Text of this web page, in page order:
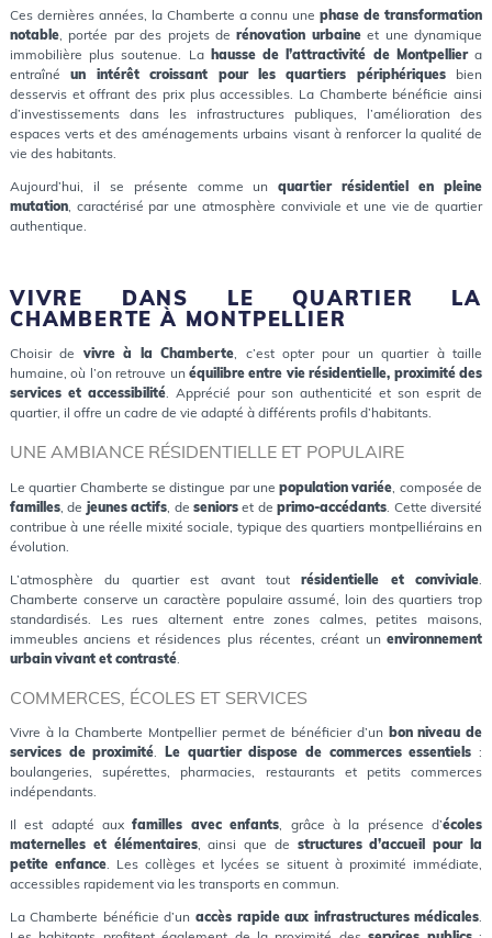
Ces dernières années, la Chamberte a connu unephase de transformation
notable, portée par des projets derénovation urbaineet une dynamique
immobilière plus soutenue. La hausse de l’attractivité de Montpelliera
entraînéun intérêt croissant pour les quartiers périphériquesbien
desservis et offrant des prix plus accessibles. La Chamberte bénéficie ainsi
d’investissements dans les infrastructures publiques, l’amélioration des
espaces verts et des aménagements urbains visant à renforcer la qualité de
vie des habitants.
Aujourd’hui, il se présente comme unquartier résidentiel en pleine
mutation, caractérisé par une atmosphère conviviale et une vie de quartier
authentique.
VIVRE DANS LE QUARTIER LA
CHAMBERTE À MONTPELLIER
Choisir de vivre à la Chamberte, c’est opter pour un quartier à taille
humaine, où l’on retrouve un équilibre entre vie résidentielle, proximité des
services et accessibilité. Apprécié pour son authenticité et son esprit de
quartier, il offre un cadre de vie adapté à différents profils d’habitants.
UNE AMBIANCE RÉSIDENTIELLE ET POPULAIRE
Le quartier Chamberte se distingue par unepopulation variée , composée de
familles, de jeunes actifs , deseniors et deprimo-accédants . Cette diversité
contribue à une réelle mixité sociale, typique des quartiers montpelliérains en
évolution.
L’atmosphère du quartier est avant toutrésidentielle et conviviale
Chamberte conserve un caractère populaire assumé, loin des quartiers trop
standardisés. Les rues alternent entre zones calmes, petites maisons,
immeubles anciens et résidences plus récentes, créant unenvironnement
urbain vivant et contrasté.
COMMERCES, ÉCOLES ET SERVICES
Vivre à la Chamberte Montpellier permet de bénéficier d’un bon niveau de
services de proximité
Le quartier dispose de commerces essentiels :
boulangeries, supérettes, pharmacies, restaurants et petits commerces
indépendants.
Il est adapté auxfamilles avec enfants , grâce à la présence d’écoles
maternelles et élémentaires, ainsi que de structures d’accueil pour la
petite enfance. Les collèges et lycées se situent à proximité immédiate,
accessibles rapidement via les transports en commun.
La Chamberte bénéficie d’un accès rapide aux infrastructures médicales